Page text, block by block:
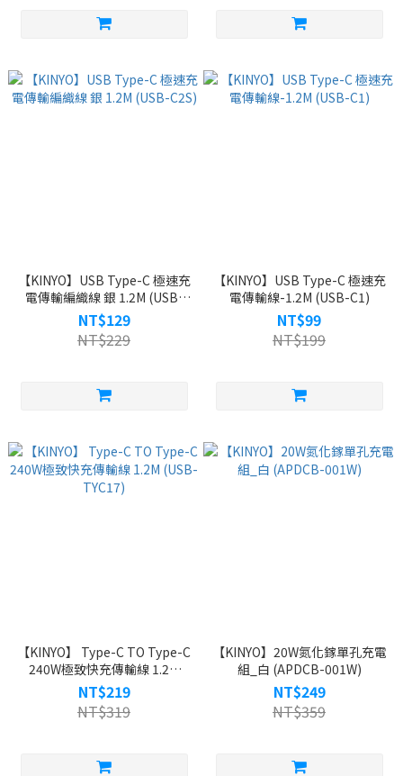
【KINYO】USB Type-C 極速充
電傳輸編織線 銀 1.2M (USB-
C2S)
NT$129
NT$229
【KINYO】USB Type-C 極速充
電傳輸線-1.2M (USB-C1)
NT$99
NT$199
【KINYO】 Type-C TO Type-C
240W極致快充傳輸線 1.2M
(USB-TYC17)
NT$219
NT$319
【KINYO】20W氮化鎵單孔充電
組_白 (APDCB-001W)
NT$249
NT$359